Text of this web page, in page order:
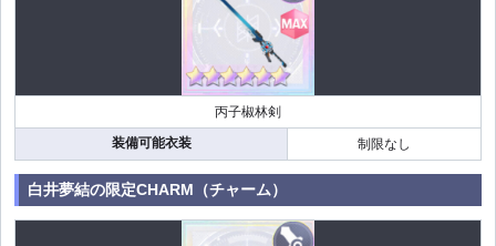
丙子椒林剣
装備可能衣装
制限なし
白井夢結の限定CHARM（チャーム）